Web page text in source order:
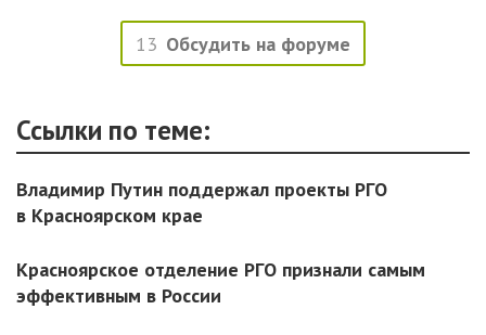
13 Обсудить на форуме
Ссылки по теме:
Владимир Путин поддержал проекты РГО
в Красноярском крае
Красноярское отделение РГО признали самым
эффективным в России